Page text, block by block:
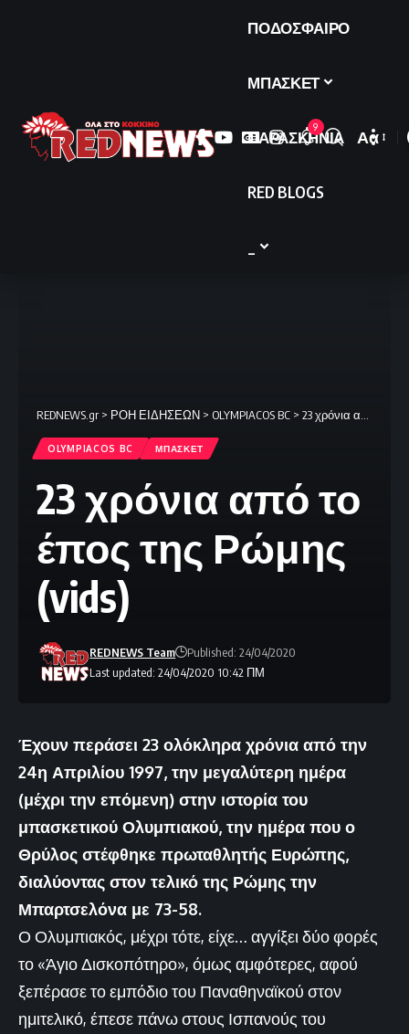
ΠΟΔΟΣΦΑΙΡΟ
ΜΠΑΣΚΕΤ
ΠΑΡΑΣΚΗΝΙΑ
RED BLOGS
9
Font
Αα
REDNEWS.gr > ΡΟΗ ΕΙΔΗΣΕΩΝ > OLYMPIACOS BC > 23 χρόνια από το έπος της Ρώμης (vids)
OLYMPIACOS BC ΜΠΑΣΚΕΤ
23 χρόνια από το
έπος της Ρώμης
(vids)
Last updated: 24/04/2020 10:42 ΠΜ
REDNEWS Team Published: 24/04/2020
Έχουν περάσει 23 ολόκληρα χρόνια από την
24η Απριλίου 1997, την μεγαλύτερη ημέρα
(μέχρι την επόμενη) στην ιστορία του
μπασκετικού Ολυμπιακού, την ημέρα που ο
Θρύλος στέφθηκε πρωταθλητής Ευρώπης,
διαλύοντας στον τελικό της Ρώμης την
Μπαρτσελόνα με 73-58.
Ο Ολυμπιακός, μέχρι τότε, είχε… αγγίξει δύο φορές
το «Άγιο Δισκοπότηρο», όμως αμφότερες, αφού
ξεπέρασε το εμπόδιο του Παναθηναϊκού στον
ημιτελικό, έπεσε πάνω στους Ισπανούς του